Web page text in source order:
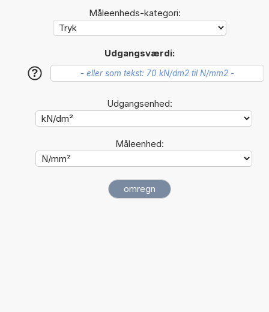
Måleenheds-kategori:
Udgangsværdi:
?
Udgangsenhed:
Måleenhed: